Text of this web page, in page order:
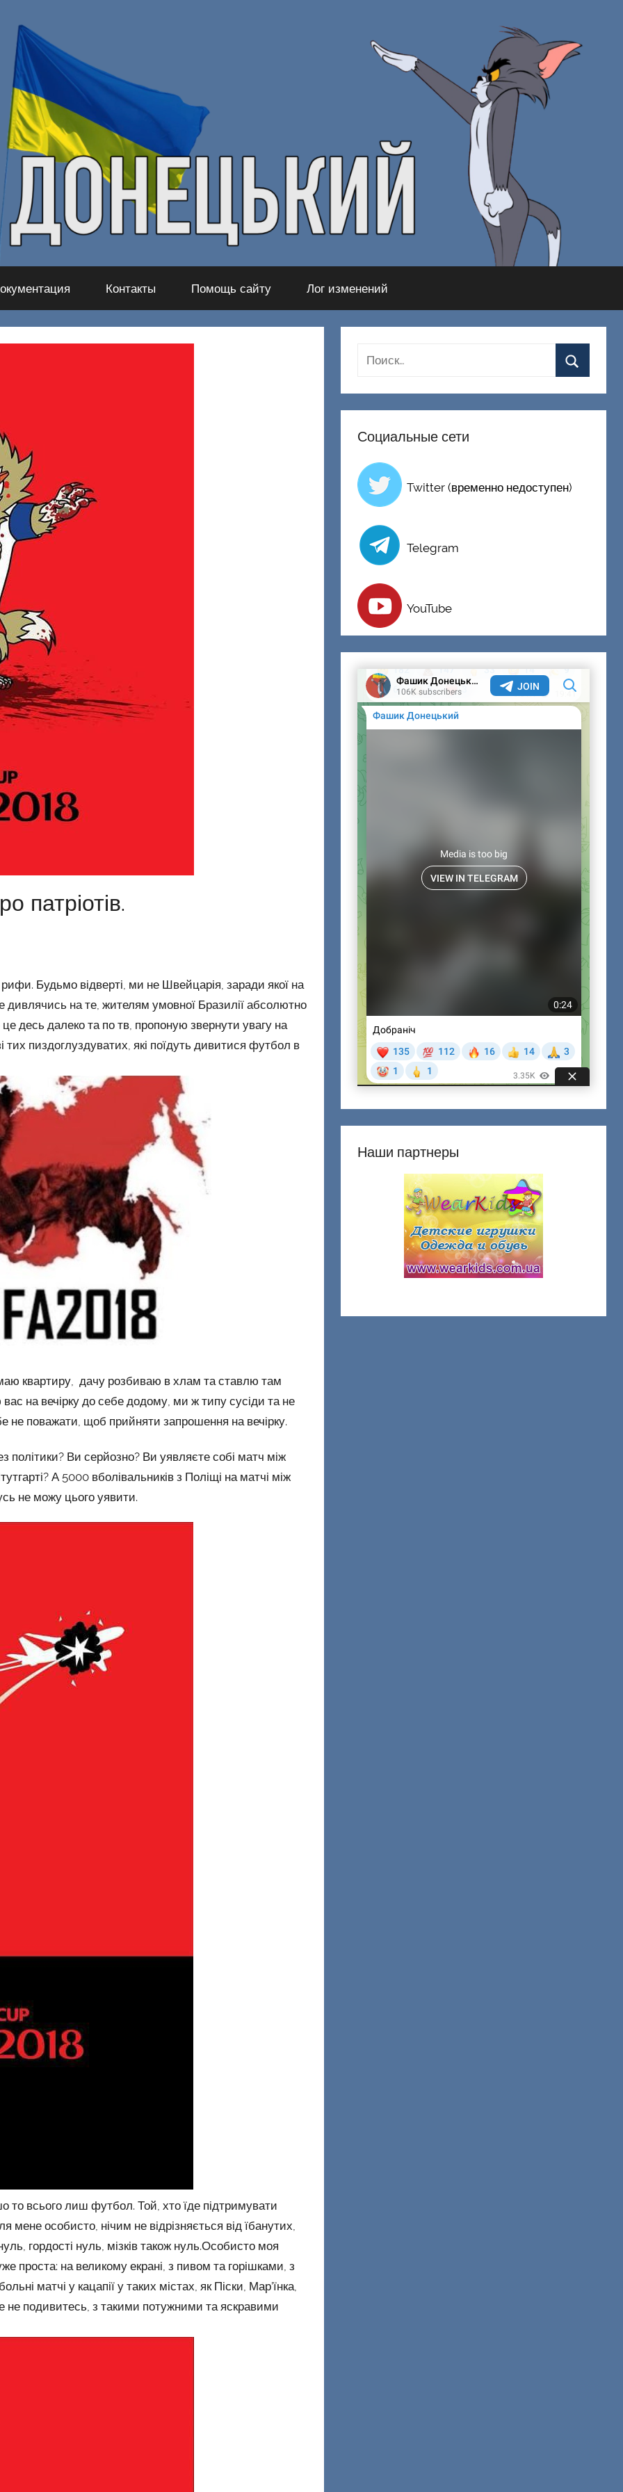
Контакты Помощь сайту Лог изменений
патріотів.
Будьмо відверті, ми не Швейцарія, заради якої на
дивлячись на те, жителям умовної Бразилії абсолютно
десь далеко та по тв, пропоную звернути увагу на
тих пиздоглуздуватих, які поїдуть дивитися футбол в
квартиру, дачу розбиваю в хлам та ставлю там
вас на вечірку до себе додому, ми ж типу сусіди та не
не поважати, щоб прийняти запрошення на вечірку.
політики? Ви серйозно? Ви уявляєте собі матч між
А 5000 вболівальників з Поліщі на матчі між
не можу цього уявити.
то всього лиш футбол. Той, хто їде підтримувати
особисто, нічим не відрізняється від їбанутих,
гордості нуль, мізків також нуль.Особисто моя
проста: на великому екрані, з пивом та горішками, з
матчі у кацапії у таких містах, як Піски, Мар’їнка,
не подивитесь, з такими потужними та яскравими
Социальные сети
Twitter (временно недоступен)
Telegram
YouTube
Наши партнеры